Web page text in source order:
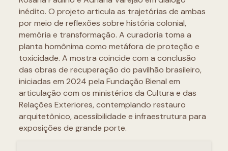
inédito. O projeto articula as trajetórias de ambas
por meio de reflexões sobre história colonial,
memória e transformação. A curadoria toma a
planta homônima como metáfora de proteção e
toxicidade. A mostra coincide com a conclusão
das obras de recuperação do pavilhão brasileiro,
iniciadas em 2024 pela Fundação Bienal em
articulação com os ministérios da Cultura e das
Relações Exteriores, contemplando restauro
arquitetônico, acessibilidade e infraestrutura para
exposições de grande porte.